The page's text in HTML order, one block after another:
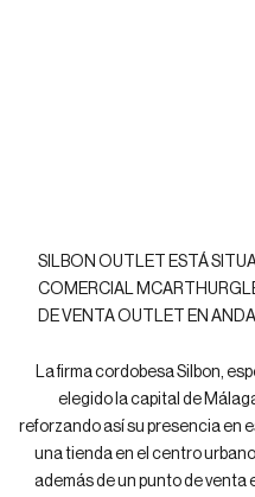
SILBON OUTLET ESTÁ
COMERCIAL
DE VENTA OUTLET EN
La firma cordobesa Silbon,
elegido la capital de
reforzando así su presencia en
una tienda en el centro
además de un punto de venta